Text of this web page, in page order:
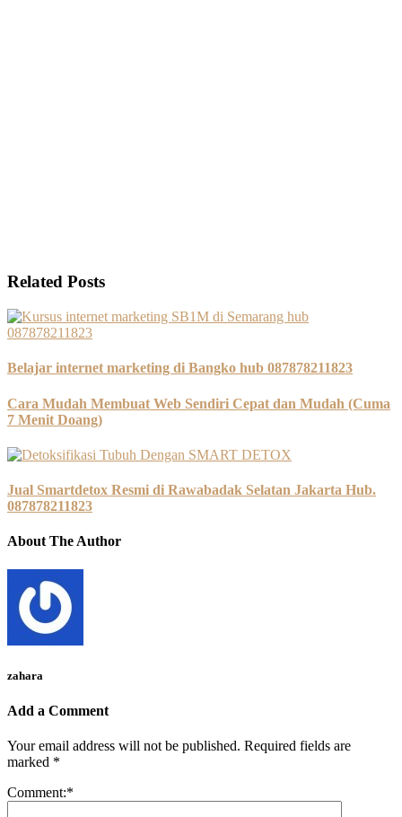
Related Posts
Belajar internet marketing di Bangko hub 087878211823
Cara Mudah Membuat Web Sendiri Cepat dan Mudah (Cuma
7 Menit Doang)
Jual Smartdetox Resmi di Rawabadak Selatan Jakarta Hub.
087878211823
About The Author
zahara
Add a Comment
Your email address will not be published. Required fields are
marked *
Comment:*